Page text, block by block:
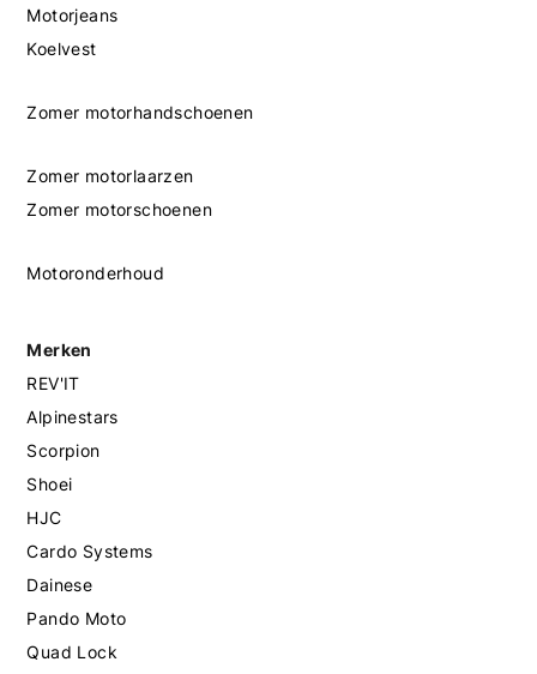
Motorjeans
Koelvest
Zomer motorhandschoenen
Zomer motorlaarzen
Zomer motorschoenen
Motoronderhoud
Merken
REV'IT
Alpinestars
Scorpion
Shoei
HJC
Cardo Systems
Dainese
Pando Moto
Quad Lock